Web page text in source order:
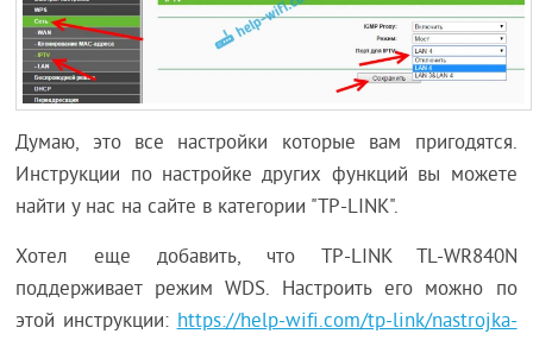
Думаю, это все настройки которые вам пригодятся.
Инструкции по настройке других функций вы можете
найти у нас на сайте в категории "TP-LINK".
Хотел еще добавить, что TP-LINK TL-WR840N
поддерживает режим WDS. Настроить его можно по
этой инструкции:https://help-wifi.com/tp-link/nastrojka-